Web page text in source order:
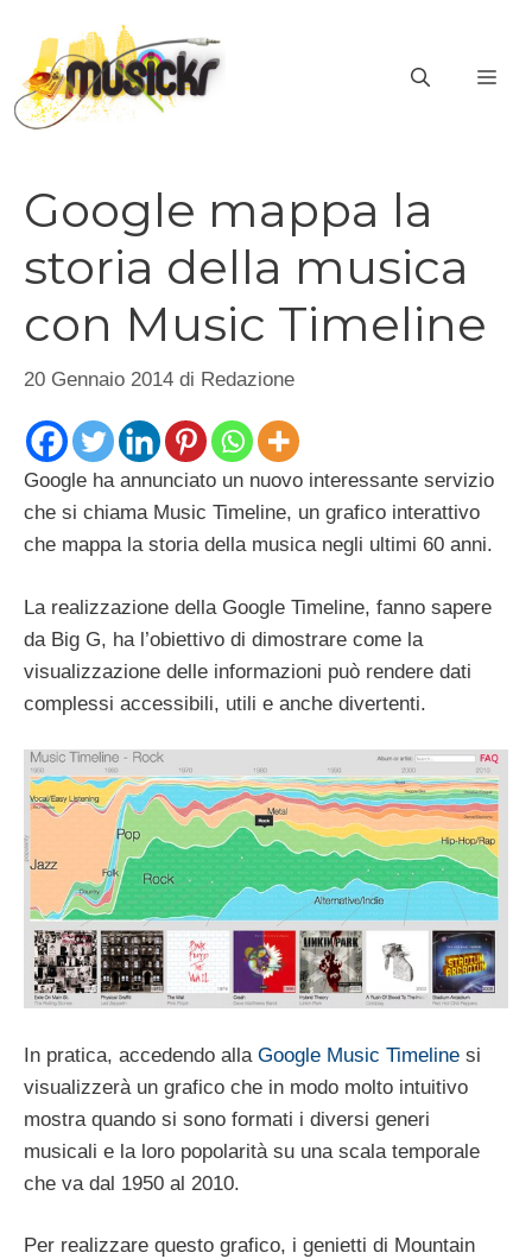
contenuto
Google mappa la
storia della musica
con Music Timeline
20 Gennaio 2014 di Redazione
Google ha annunciato un nuovo interessante servizio
che si chiama Music Timeline, un grafico interattivo
che mappa la storia della musica negli ultimi 60 anni.
La realizzazione della Google Timeline, fanno sapere
da Big G, ha l’obiettivo di dimostrare come la
visualizzazione delle informazioni può rendere dati
complessi accessibili, utili e anche divertenti.
In pratica, accedendo alla Google Music Timeline si
visualizzerà un grafico che in modo molto intuitivo
mostra quando si sono formati i diversi generi
musicali e la loro popolarità su una scala temporale
che va dal 1950 al 2010.
Per realizzare questo grafico, i genietti di Mountain